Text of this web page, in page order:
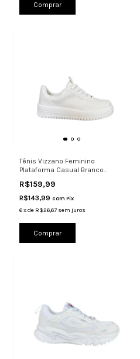
Comprar
Tênis Vizzano Feminino
Plataforma Casual Branco
R$159,99
R$143,99 com Pix
6 xde R$26,67 sem juros
Comprar